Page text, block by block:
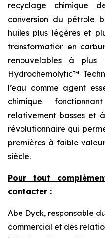
recyclage chimique
conversion du pétrole
huiles plus légères et
transformation en
renouvelables à
Hydrochemolytic™
l’eau comme agent
chimique
relativement basses et
révolutionnaire qui
premières à faible
siècle.
Pour tout
contacter :
Abe Dyck, responsable
commercial et des